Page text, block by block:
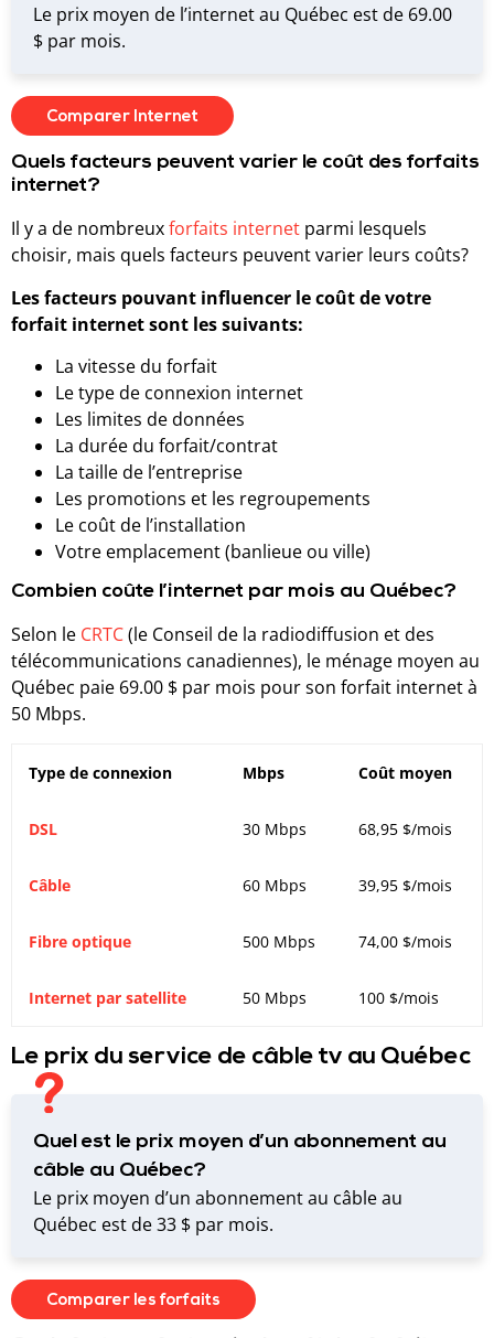
Le prix moyen de l’internet au Québec est de 69.00
$ par mois.
Comparer Internet
Quels facteurs peuvent varier le coût des forfaits
internet?
Il y a de nombreuxforfaits internet parmi lesquels
choisir, mais quels facteurs peuvent varier leurs coûts?
Les facteurs pouvant influencer le coût de votre
forfait internet sont les suivants:
La vitesse du forfait
Le type de connexion internet
Les limites de données
La durée du forfait/contrat
La taille de l’entreprise
Les promotions et les regroupements
Le coût de l’installation
Votre emplacement (banlieue ou ville)
Combien coûte l’internet par mois au Québec?
Selon le CRTC(le Conseil de la radiodiffusion et des
télécommunications canadiennes), le ménage moyen au
Québec paie 69.00 $ par mois pour son forfait internet à
50 Mbps.
Type de connexion Mbps Coût moyen
DSL 30 Mbps 68,95 $/mois
Câble 60 Mbps 39,95 $/mois
Fibre optique 500 Mbps 74,00 $/mois
Internet par satellite 50 Mbps 100 $/mois
Le prix du service de câble tv au Québec
Quel est le prix moyen d’un abonnement au
câble au Québec?
Le prix moyen d’un abonnement au câble au
Québec est de 33 $ par mois.
Comparer les forfaits